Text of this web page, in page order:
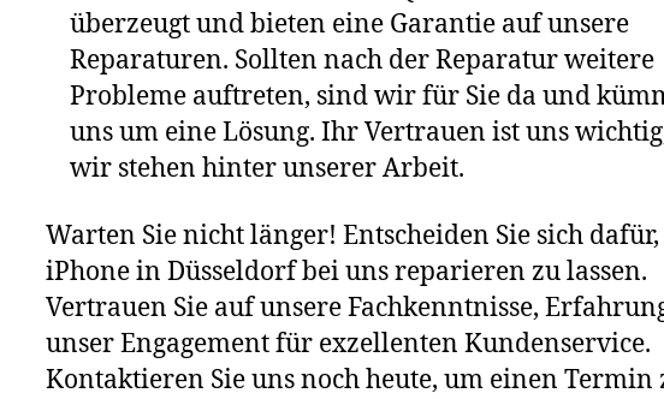
überzeugt und bieten eine Garantie auf unsere
Reparaturen. Sollten nach der Reparatur weitere
Probleme auftreten, sind wir für Sie da und
uns um eine Lösung. Ihr Vertrauen ist uns
wir stehen hinter unserer Arbeit.
Warten Sie nicht länger! Entscheiden Sie sich
iPhone in Düsseldorf bei uns reparieren zu lassen.
Vertrauen Sie auf unsere Fachkenntnisse,
unser Engagement für exzellenten Kundenservice.
Kontaktieren Sie uns noch heute, um einen Termin